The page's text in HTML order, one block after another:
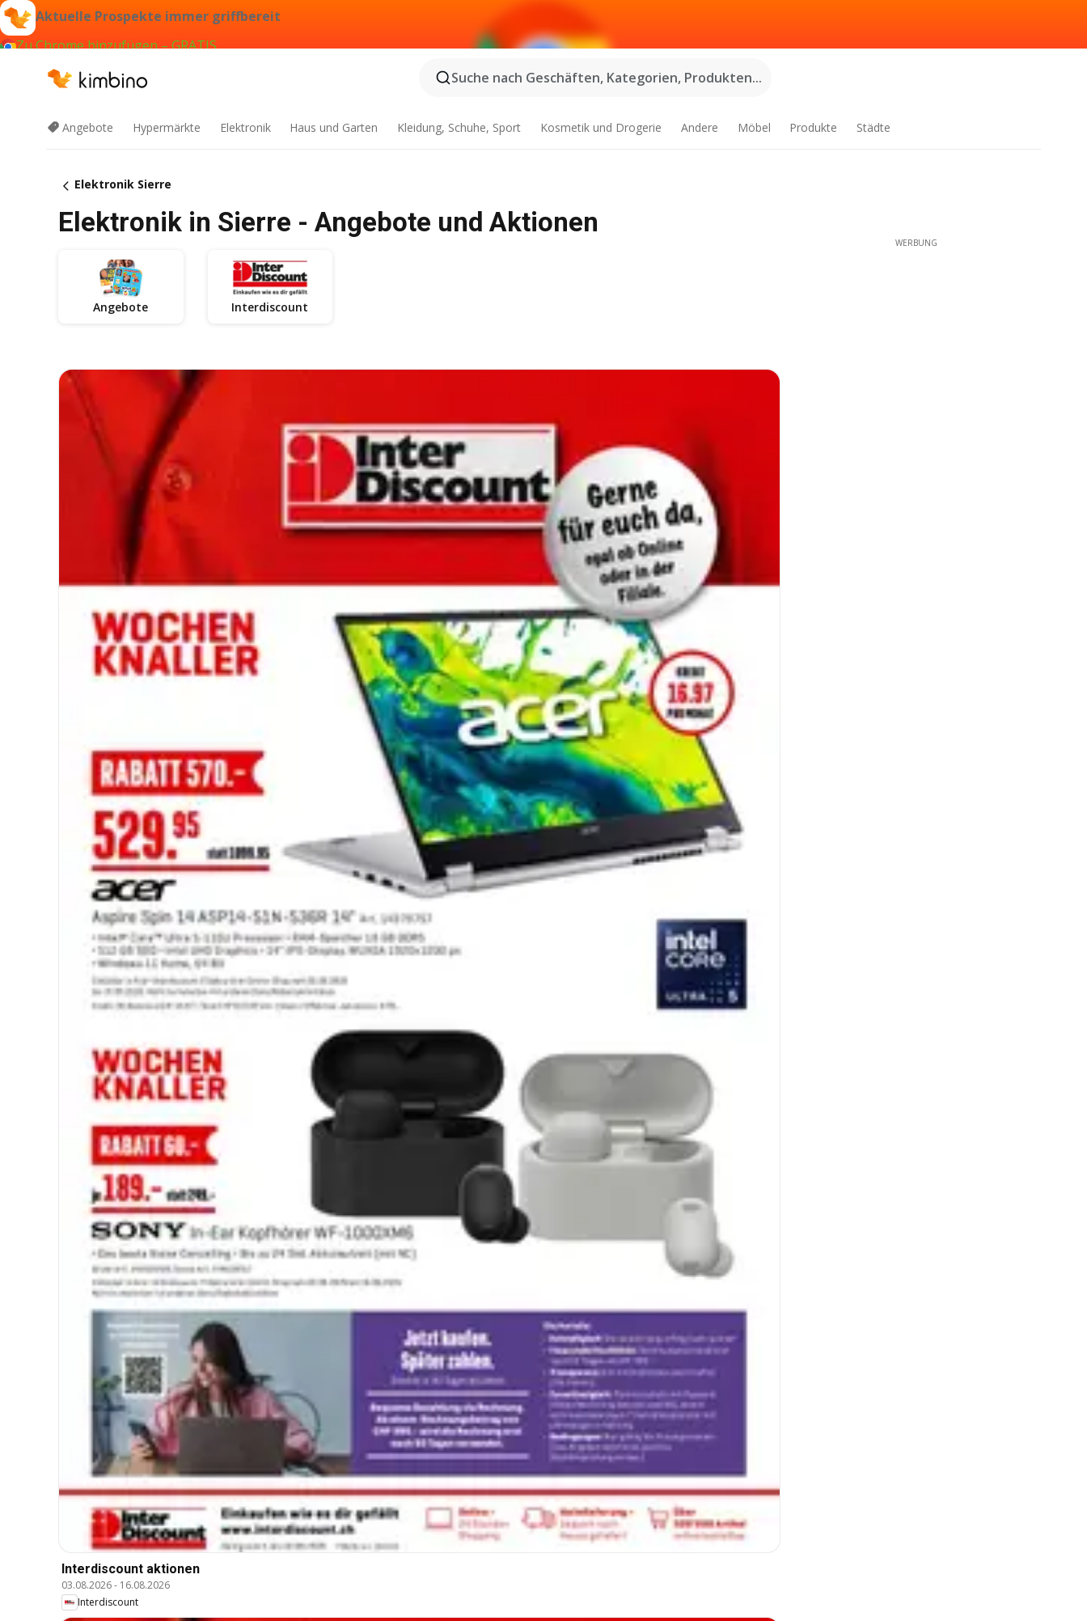
Aktuelle Prospekte immer griffbereit
Zu Chrome hinzufügen – GRATIS
Suche nach Geschäften, Kategorien, Produkten...
Angebote Hypermärkte Elektronik Haus und Garten Kleidung, Schuhe, Sport Kosmetik und Drogerie Andere Möbel Produkte Städte
Elektronik Sierre
Elektronik in Sierre - Angebote und Aktionen
Angebote Interdiscount
Interdiscount aktionen
03.08.2026- 16.08.2026
Interdiscount
WERBUNG